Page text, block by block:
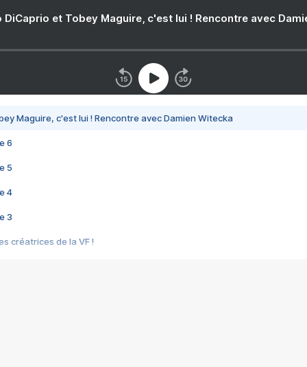
DiCaprio et Tobey Maguire, c'est lui ! Rencontre avec
Maguire, c'est lui ! Rencontre avec Damien Witecka
6
5
4
3
créatrices de la VF !